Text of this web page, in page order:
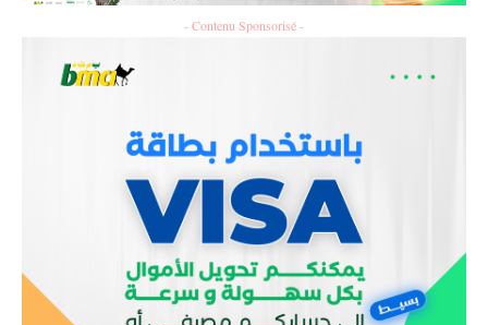
- Contenu Sponsorisé -